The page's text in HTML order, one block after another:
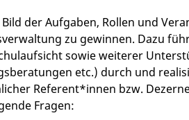
der Aufgaben, Rollen und
zu gewinnen. Dazu
sowie weiterer
etc.) durch und
Referent*innen bzw.
Fragen: